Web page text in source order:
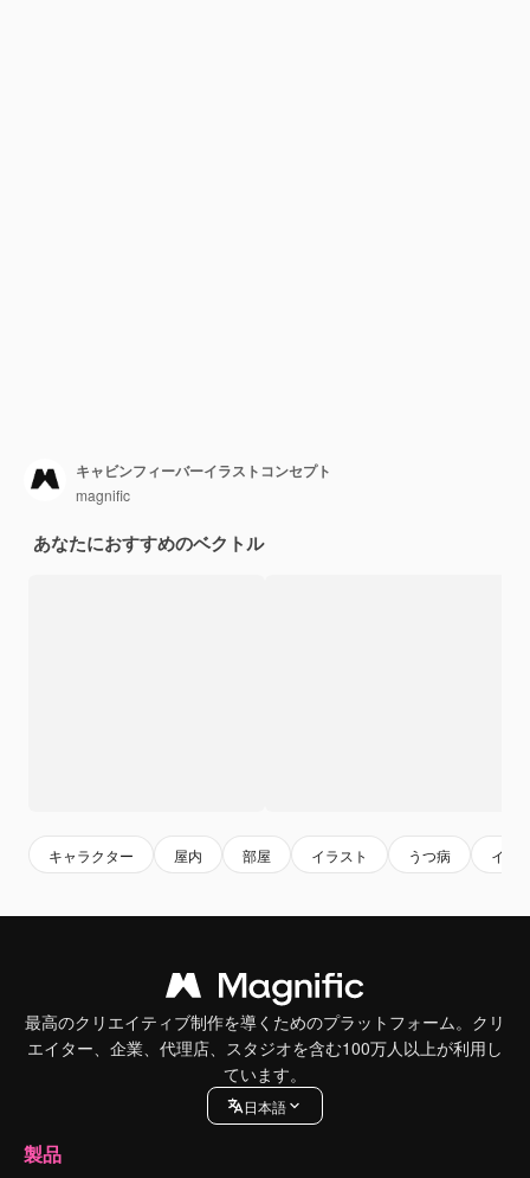
キャビンフィーバーイラストコンセプト
magnific
あなたにおすすめのベクトル
キャラクター 屋内 部屋 イラスト うつ病 イラ
最高のクリエイティブ制作を導くためのプラットフォーム。クリ
エイター、企業、代理店、スタジオを含む100万人以上が利用し
ています。
日本語
製品